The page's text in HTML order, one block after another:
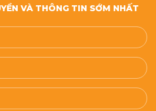
VÀ THÔNG TIN SỚM NHẤT